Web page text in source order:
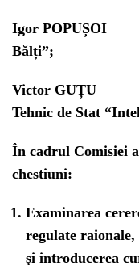
Igor POPUȘOI –
Bălți”;
Victor GUȚU –
Tehnic de Stat
În cadrul Comisiei
chestiuni:
Examinarea
regulate raionale,
și introducerea